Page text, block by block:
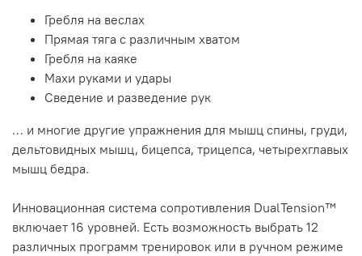
Гребля на веслах
Прямая тяга с различным хватом
Гребля на каяке
Махи руками и удары
Сведение и разведение рук
… и многие другие упражнения для мышц спины, груди,
дельтовидных мышц, бицепса, трицепса, четырехглавых
мышц бедра.
Инновационная система сопротивления DualTension™
включает 16 уровней. Есть возможность выбрать 12
различных программ тренировок или в ручном режиме